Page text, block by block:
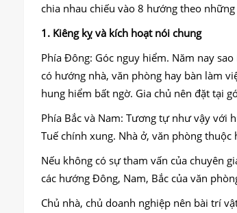
chia nhau chiếu vào 8 hướng theo
1. Kiêng kỵ và kích hoạt nói chung
Phía Đông: Góc nguy hiểm. Năm nay
có hướng nhà, văn phòng hay bàn làm
hung hiểm bất ngờ. Gia chủ nên đặt tại
Phía Bắc và Nam: Tương tự như vậy với
Tuế chính xung. Nhà ở, văn phòng
Nếu không có sự tham vấn của chuyên
các hướng Đông, Nam, Bắc của văn
Chủ nhà, chủ doanh nghiệp nên bài trí